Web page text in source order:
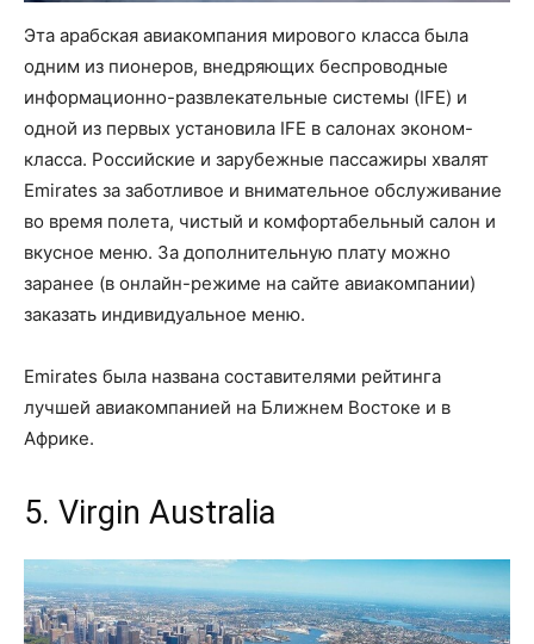
Эта арабская авиакомпания мирового класса была
одним из пионеров, внедряющих беспроводные
информационно-развлекательные системы (IFE) и
одной из первых установила IFE в салонах эконом-
класса. Российские и зарубежные пассажиры хвалят
Emirates за заботливое и внимательное обслуживание
во время полета, чистый и комфортабельный салон и
вкусное меню. За дополнительную плату можно
заранее (в онлайн-режиме на сайте авиакомпании)
заказать индивидуальное меню.
Emirates была названа составителями рейтинга
лучшей авиакомпанией на Ближнем Востоке и в
Африке.
5. Virgin Australia